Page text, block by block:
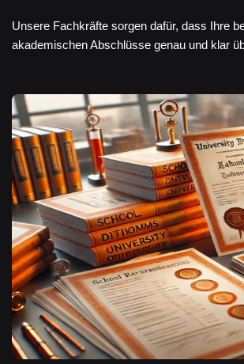
Unsere Fachkräfte sorgen dafür, dass Ihre
akademischen Abschlüsse genau und klar